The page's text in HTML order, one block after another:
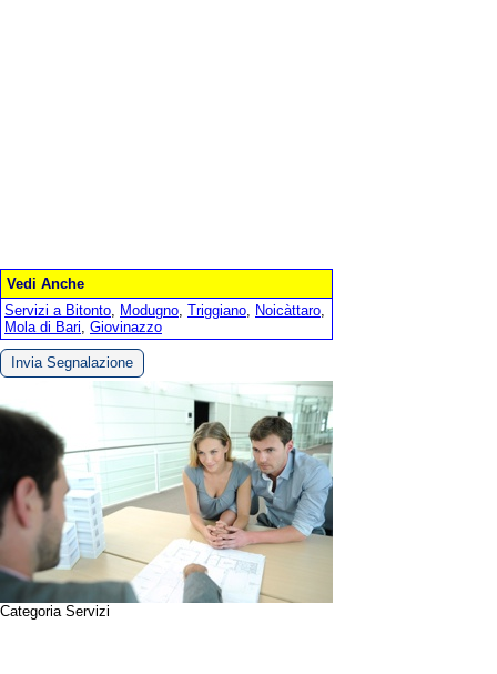
Vedi Anche
Servizi a Bitonto, Modugno, Triggiano, Noicàttaro,
Mola di Bari, Giovinazzo
Invia Segnalazione
Categoria Servizi